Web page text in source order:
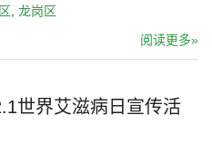
龙岗区
阅读更多»
世界艾滋病日宣传活